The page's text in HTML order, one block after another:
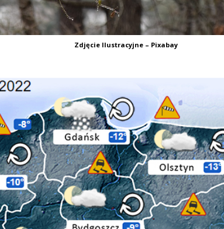
Zdjęcie Ilustracyjne – Pixabay